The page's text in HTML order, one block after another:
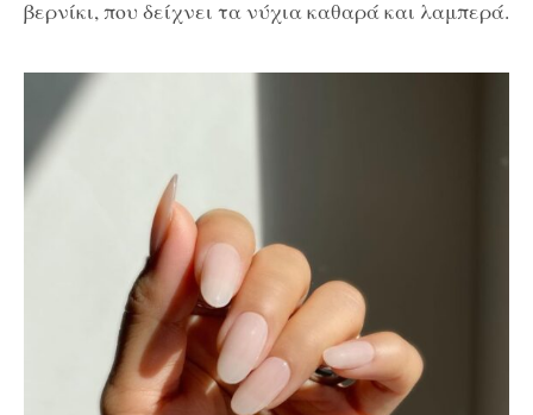
βερνίκι, που δείχνει τα νύχια καθαρά και λαμπερά.